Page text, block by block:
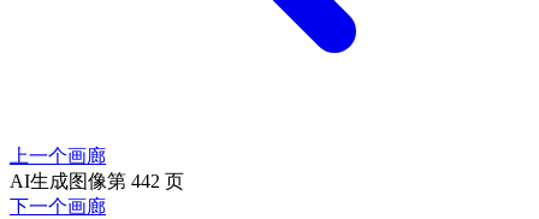
上一个画廊
AI生成图像第 442 页
下一个画廊